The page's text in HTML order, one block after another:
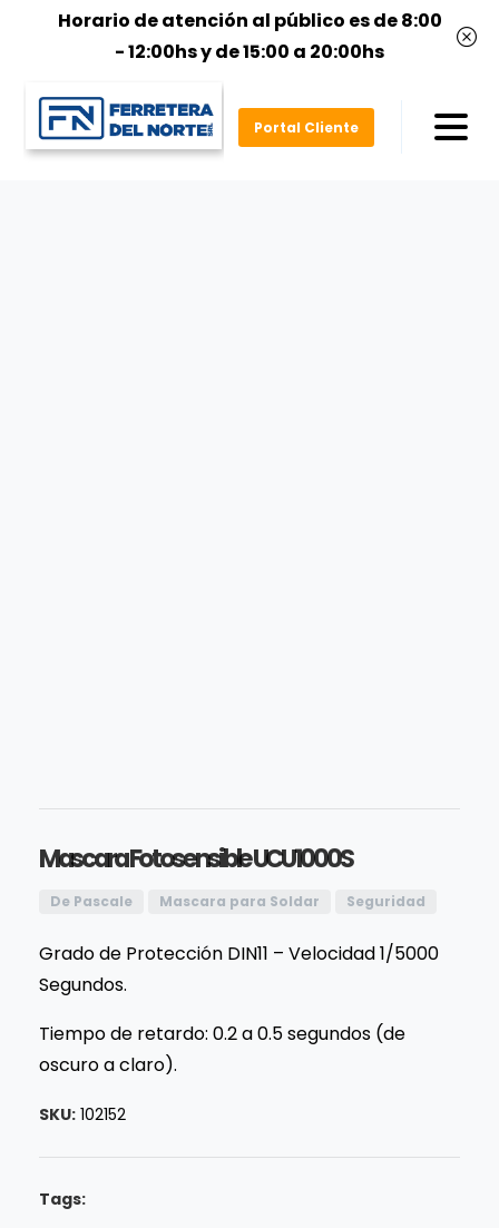
Horario de atención al público es de 8:00
- 12:00hs y de 15:00 a 20:00hs
Portal Cliente
Mascara Fotosensible UCU1000S
De Pascale Mascara para Soldar Seguridad
Grado de Protección DIN11 – Velocidad 1/5000
Segundos.
Tiempo de retardo: 0.2 a 0.5 segundos (de
oscuro a claro).
SKU: 102152
Tags: